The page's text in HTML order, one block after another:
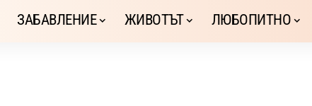
ЗАБАВЛЕНИЕ ЖИВОТЪТ ЛЮБОПИТНО